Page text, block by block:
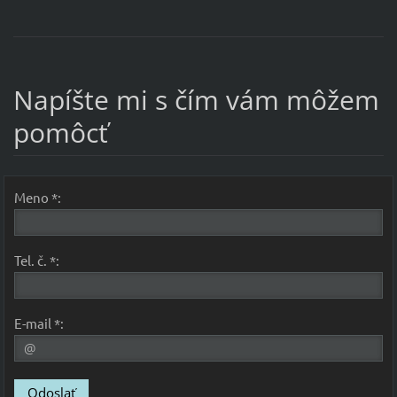
Napíšte mi s čím vám môžem
pomôcť
Meno *:
Tel. č. *:
E-mail *: